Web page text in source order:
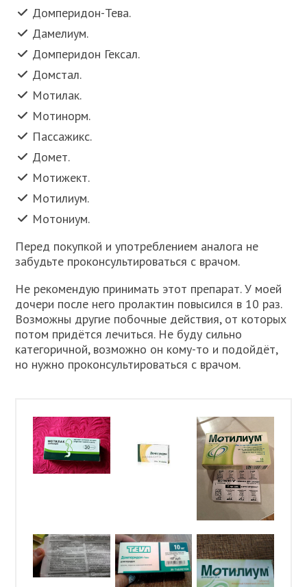
Домперидон-Тева.
Дамелиум.
Домперидон Гексал.
Домстал.
Мотилак.
Мотинорм.
Пассажикс.
Домет.
Мотижект.
Мотилиум.
Мотониум.
Перед покупкой и употреблением аналога не
забудьте проконсультироваться с врачом.
Не рекомендую принимать этот препарат. У моей
дочери после него пролактин повысился в 10 раз.
Возможны другие побочные действия, от которых
потом придётся лечиться. Не буду сильно
категоричной, возможно он кому-то и подойдёт,
но нужно проконсультироваться с врачом.